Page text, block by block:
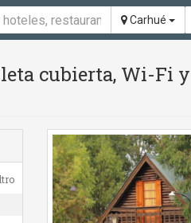
Carhué
cubierta, Wi-Fi